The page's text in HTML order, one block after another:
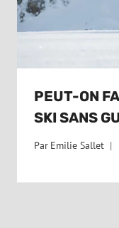
PEUT-ON
SKI SANS
Par Emilie Sallet